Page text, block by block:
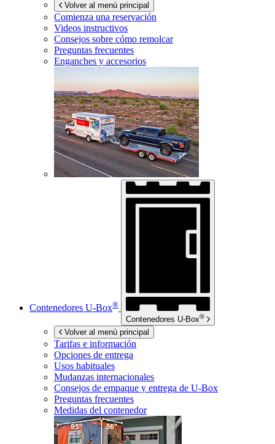
Volver al menú principal
Comienza una reservación
Videos instructivos
Consejos sobre cómo remolcar
Preguntas frecuentes
Enganches y accesorios
Contenedores U-Box®
Contenedores U-Box®
Volver al menú principal
Tarifas e información
Opciones de entrega
Usos habituales
Mudanzas internacionales
Consejos de empaque y entrega de U-Box
Preguntas frecuentes
Medidas del contenedor